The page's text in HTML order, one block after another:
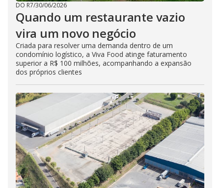
DO R7/30/06/2026
Quando um restaurante vazio
vira um novo negócio
Criada para resolver uma demanda dentro de um
condomínio logístico, a Viva Food atinge faturamento
superior a R$ 100 milhões, acompanhando a expansão
dos próprios clientes